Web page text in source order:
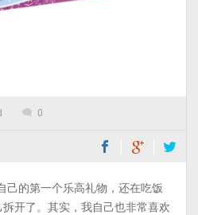
0
己的第一个乐高礼物，还在吃饭
开了。其实，我自己也非常喜欢